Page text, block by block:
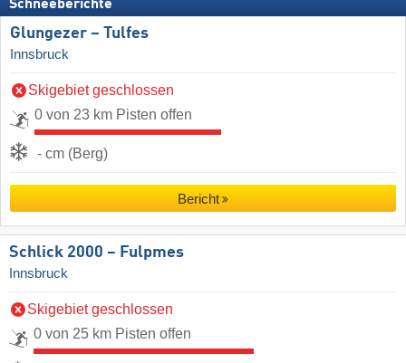
Schneeberichte
Glungezer – Tulfes
Innsbruck
Skigebiet geschlossen
0 von 23 km Pisten offen
- cm (Berg)
Bericht
Schlick 2000 – Fulpmes
Innsbruck
Skigebiet geschlossen
0 von 25 km Pisten offen